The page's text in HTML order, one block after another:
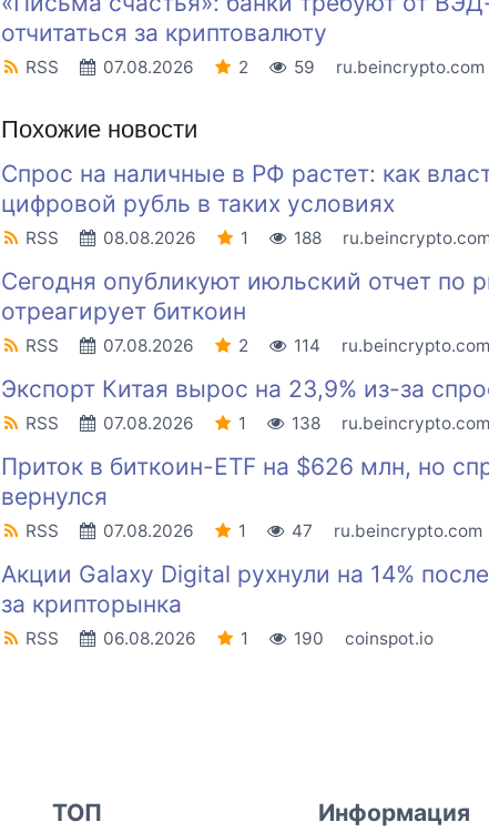
отчитаться за криптовалюту
RSS 07.08.2026 2 59 ru.beincrypto.com
Похожие новости
Спрос на наличные в РФ растет: как
цифровой рубль в таких условиях
RSS 08.08.2026 1 188
Сегодня опубликуют июльский отчет по
отреагирует биткоин
RSS 07.08.2026 2 114 ru.beincrypto.com
Экспорт Китая вырос на 23,9% из-за
RSS 07.08.2026 1 138 ru.beincrypto.com
Приток в биткоин-ETF на $626 млн, но
вернулся
RSS 07.08.2026 1 47 ru.beincrypto.com
Акции Galaxy Digital рухнули на 14%
за крипторынка
RSS 06.08.2026 1 190 coinspot.io
ТОП Информация